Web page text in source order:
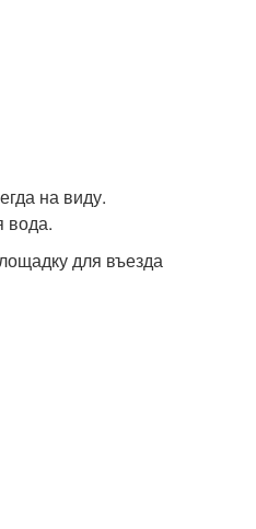
на виду.
вода.
для въезда